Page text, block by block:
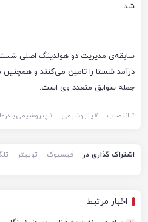
شد.
درآمد شستا را تامین می‌کنند و همچنین
جمله سوابق متعدد وی است.
#انتصاب #پتروشیمی #پتروشیمی
اشتراک گذاری در فیسبوک توییتر
اخبار مرتبط